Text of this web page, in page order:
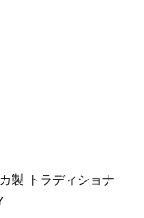
製 トラディショナ